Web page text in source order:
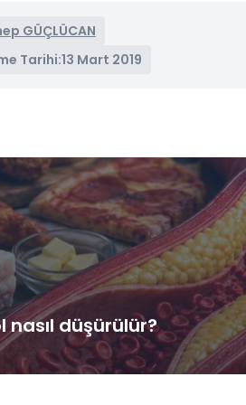
GÜÇLÜCAN
Tarihi:13 Mart 2019
nasıl düşürülür?